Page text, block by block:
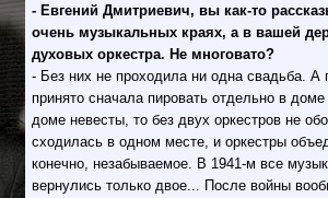
- Евгений Дмитриевич, вы как-то
очень музыкальных краях, а в вашей
духовых оркестра. Не многовато?
- Без них не проходила ни одна свадьба. А
принято сначала пировать отдельно в
доме невесты, то без двух оркестров не
сходилась в одном месте, и оркестры
конечно, незабываемое. В 1941-м все
вернулись только двое... После войны